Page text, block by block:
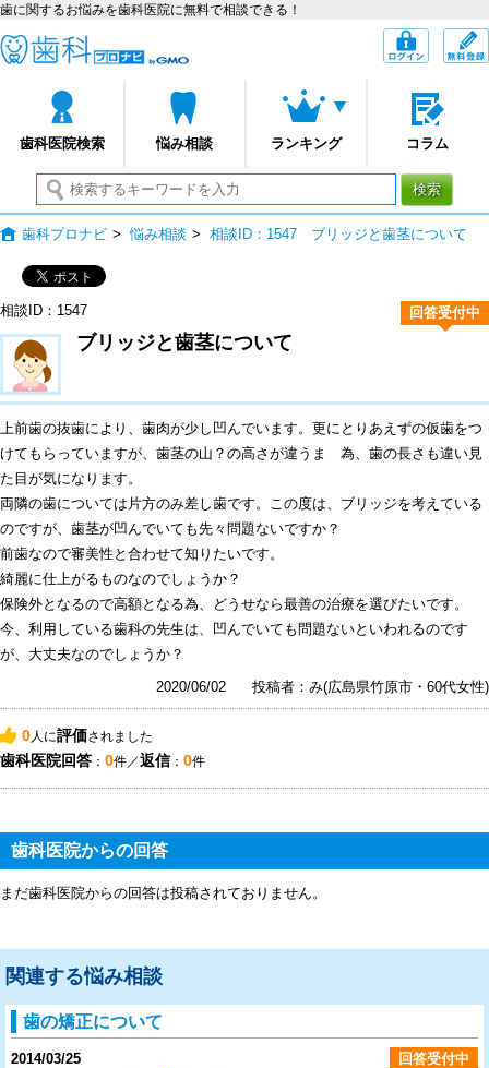
歯に関するお悩みを歯科医院に無料で相談できる！
歯科医院検索 悩み相談 ランキング コラム
ログイン
検索
歯科プロナビ > 悩み相談 > 相談ID：1547 ブリッジと歯茎について
ブリッジと歯茎について
上前歯の抜歯により、歯肉が少し凹んでいます。更にとりあえずの仮歯をつ
けてもらっていますが、歯茎の山？の高さが違うま 為、歯の長さも違い見
た目が気になります。
両隣の歯については片方のみ差し歯です。この度は、ブリッジを考えている
のですが、歯茎が凹んでいても先々問題ないですか？
前歯なので審美性と合わせて知りたいです。
綺麗に仕上がるものなのでしょうか？
保険外となるので高額となる為、どうせなら最善の治療を選びたいです。
今、利用している歯科の先生は、凹んでいても問題ないといわれるのです
が、大丈夫なのでしょうか？
2020/06/02
投稿者：み(広島県竹原市・60代女性)
相談ID：1547 回答受付中
0 人に評価されました
歯科医院回答 ： 0件／返信： 0件
歯科医院からの回答
まだ歯科医院からの回答は投稿されておりません。
関連する悩み相談
歯の矯正について
2014/03/25
回答受付中